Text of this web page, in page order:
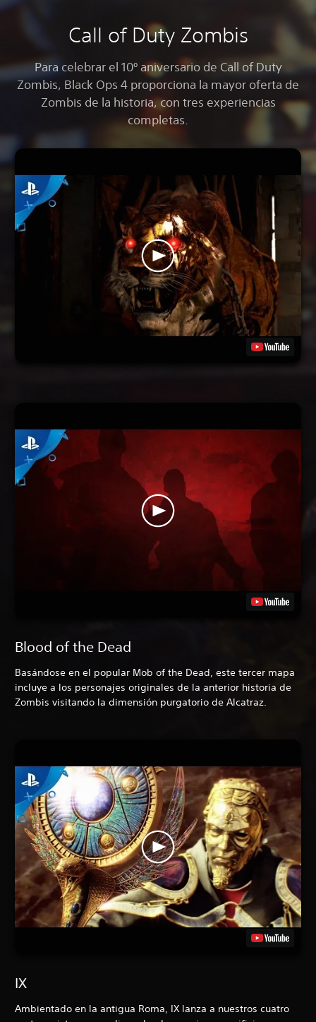
Call of Duty Zombis
Para celebrar el 10º aniversario de Call of Duty
Zombis, Black Ops 4 proporciona la mayor oferta de
Zombis de la historia, con tres experiencias
completas.
Blood of the Dead
Basándose en el popular Mob of the Dead, este tercer mapa
incluye a los personajes originales de la anterior historia de
Zombis visitando la dimensión purgatorio de Alcatraz.
IX
Ambientado en la antigua Roma, IX lanza a nuestros cuatro